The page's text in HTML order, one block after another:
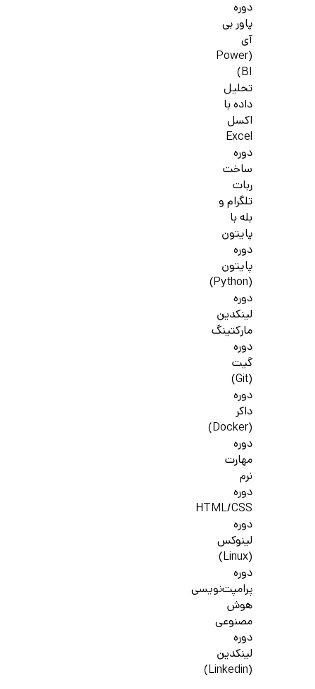
دوره
پاور بی
آی
(Power
BI)
تحلیل
داده با
اکسل
Excel
دوره
ساخت
ربات
تلگرام و
بله با
پایتون
دوره
پایتون
(Python)
دوره
لینکدین
مارکتینگ
دوره
گیت
(Git)
دوره
داکر
(Docker)
دوره
مهارت
نرم
دوره
HTML/CSS
دوره
لینوکس
(Linux)
دوره
پرامپت‌نویسی
هوش
مصنوعی
دوره
لینکدین
(Linkedin)